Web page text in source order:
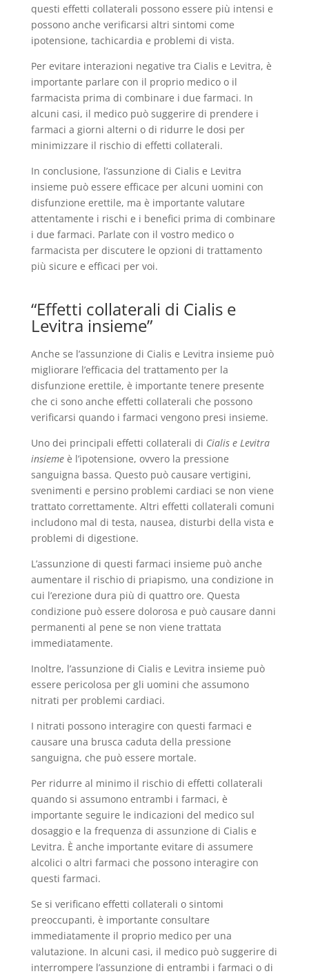
questi effetti collaterali possono essere più intensi e
possono anche verificarsi altri sintomi come
ipotensione, tachicardia e problemi di vista.
Per evitare interazioni negative tra Cialis e Levitra, è
importante parlare con il proprio medico o il
farmacista prima di combinare i due farmaci. In
alcuni casi, il medico può suggerire di prendere i
farmaci a giorni alterni o di ridurre le dosi per
minimizzare il rischio di effetti collaterali.
In conclusione, l’assunzione di Cialis e Levitra
insieme può essere efficace per alcuni uomini con
disfunzione erettile, ma è importante valutare
attentamente i rischi e i benefici prima di combinare
i due farmaci. Parlate con il vostro medico o
farmacista per discutere le opzioni di trattamento
più sicure e efficaci per voi.
“Effetti collaterali di Cialis e
Levitra insieme”
Anche se l’assunzione di Cialis e Levitra insieme può
migliorare l’efficacia del trattamento per la
disfunzione erettile, è importante tenere presente
che ci sono anche effetti collaterali che possono
verificarsi quando i farmaci vengono presi insieme.
Uno dei principali effetti collaterali di Cialis e Levitra
insiemeè l’ipotensione, ovvero la pressione
sanguigna bassa. Questo può causare vertigini,
svenimenti e persino problemi cardiaci se non viene
trattato correttamente. Altri effetti collaterali comuni
includono mal di testa, nausea, disturbi della vista e
problemi di digestione.
L’assunzione di questi farmaci insieme può anche
aumentare il rischio di priapismo, una condizione in
cui l’erezione dura più di quattro ore. Questa
condizione può essere dolorosa e può causare danni
permanenti al pene se non viene trattata
immediatamente.
Inoltre, l’assunzione di Cialis e Levitra insieme può
essere pericolosa per gli uomini che assumono
nitrati per problemi cardiaci.
I nitrati possono interagire con questi farmaci e
causare una brusca caduta della pressione
sanguigna, che può essere mortale.
Per ridurre al minimo il rischio di effetti collaterali
quando si assumono entrambi i farmaci, è
importante seguire le indicazioni del medico sul
dosaggio e la frequenza di assunzione di Cialis e
Levitra. È anche importante evitare di assumere
alcolici o altri farmaci che possono interagire con
questi farmaci.
Se si verificano effetti collaterali o sintomi
preoccupanti, è importante consultare
immediatamente il proprio medico per una
valutazione. In alcuni casi, il medico può suggerire di
interrompere l’assunzione di entrambi i farmaci o di